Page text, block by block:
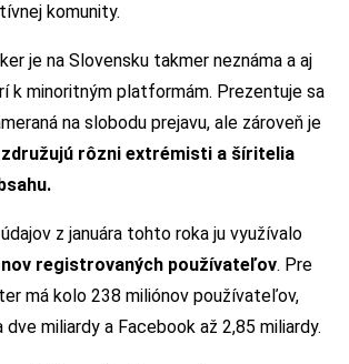
komunity.
je na Slovensku takmer neznáma a aj
k minoritným platformám. Prezentuje sa
na slobodu prejavu, ale zároveň je
združujú rôzni extrémisti a šíritelia
z januára tohto roka ju využívalo
registrovaných používateľov. Pre
má kolo 238 miliónov používateľov,
dve miliardy a Facebook až 2,85 miliardy.